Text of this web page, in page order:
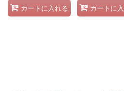
カートに入れる カートに